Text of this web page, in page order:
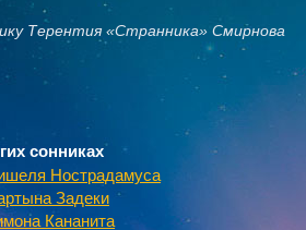
Терентия «Странника» Смирнова
сонниках
Нострадамуса
Задеки
Кананита